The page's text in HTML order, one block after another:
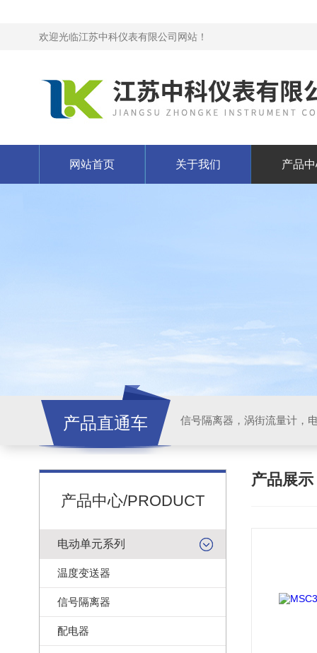
欢迎光临江苏中科仪表有限公司网站！
网站首页 关于我们 产品
产品直通车 信号隔离器，涡街流量计，
产品中心/PRODUCT
电动单元系列
温度变送器
信号隔离器
配电器
产品展示